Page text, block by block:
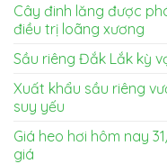
Cây đinh lăng được
điều trị loãng xương
Sầu riêng Đắk Lắk kỳ
Xuất khẩu sầu riêng
suy yếu
Giá heo hơi hôm nay
giá